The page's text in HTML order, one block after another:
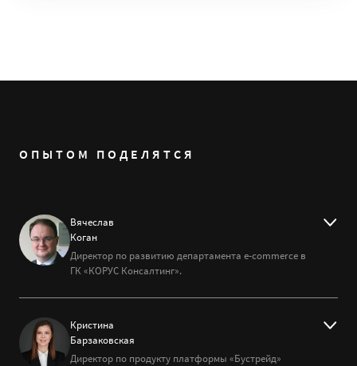
ОПЫТОМ ПОДЕЛЯТСЯ
Вячеслав
Коган
Директор по развитию департамента e-commerce в
ГК «КОРУС Консалтинг».
Кристина
Барзаковская
Директор по продукту платформы «Бустрейд»